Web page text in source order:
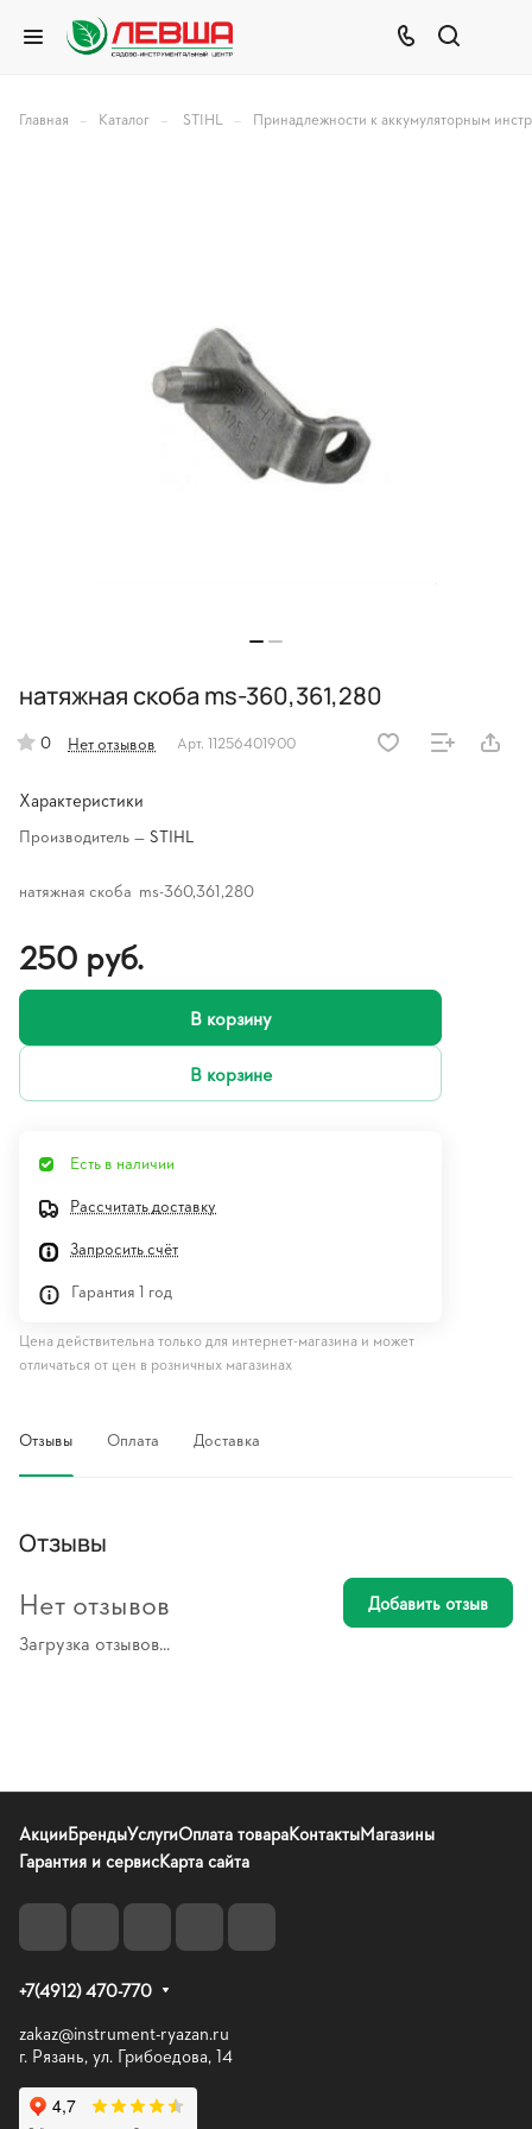
Главная – Каталог – STIHL – Принадлежности к аккумуляторным
натяжная скоба ms-360,361,280
0 Нет отзывов Арт. 11256401900
Характеристики
Производитель — STIHL
натяжная скоба ms-360,361,280
250 руб.
В корзину
В корзине
Есть в наличии
Рассчитать доставку
Запросить счёт
Гарантия 1 год
Цена действительна только для интернет-магазина и может
отличаться от цен в розничных магазинах
Отзывы Оплата Доставка
Отзывы
Загрузка отзывов...
Нет отзывов Добавить отзыв
АкцииБрендыУслугиОплата товараКонтактыМагазины
Гарантия и сервисКарта сайта
+7(4912) 470-770
zakaz@instrument-ryazan.ru
г. Рязань, ул. Грибоедова, 14